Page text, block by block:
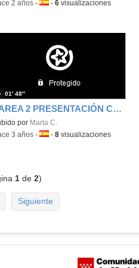
2 años- Idioma:
- 6visualizaciones
TAREA 2 PRESENTACIÓN CDD
por Marta C.
01′ 48″
3 años- Idioma:
- 8visualizaciones
1de 2)
Siguiente